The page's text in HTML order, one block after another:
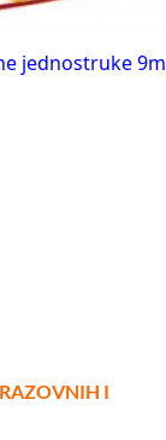
jednostruke 9m
I